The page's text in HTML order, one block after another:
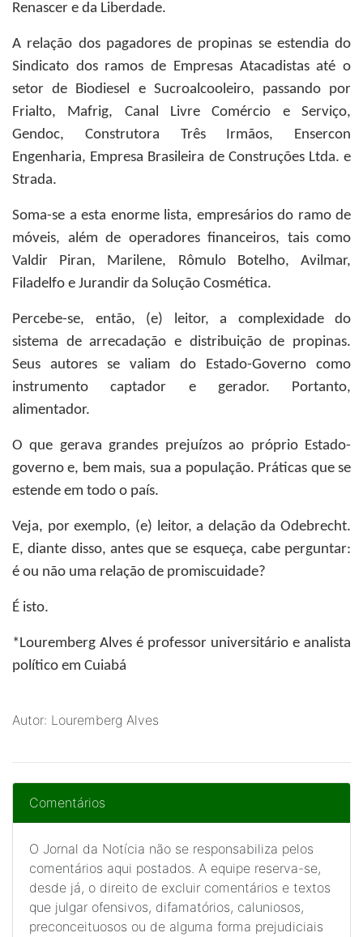
Renascer e da Liberdade.
A relação dos pagadores de propinas se estendia do
Sindicato dos ramos de Empresas Atacadistas até o
setor de Biodiesel e Sucroalcooleiro, passando por
Frialto, Mafrig, Canal Livre Comércio e Serviço,
Gendoc, Construtora Três Irmãos, Ensercon
Engenharia, Empresa Brasileira de Construções Ltda. e
Strada.
Soma-se a esta enorme lista, empresários do ramo de
móveis, além de operadores financeiros, tais como
Valdir Piran, Marilene, Rômulo Botelho, Avilmar,
Filadelfo e Jurandir da Solução Cosmética.
Percebe-se, então, (e) leitor, a complexidade do
sistema de arrecadação e distribuição de propinas.
Seus autores se valiam do Estado-Governo como
instrumento captador e gerador. Portanto,
alimentador.
O que gerava grandes prejuízos ao próprio Estado-
governo e, bem mais, sua a população. Práticas que se
estende em todo o país.
Veja, por exemplo, (e) leitor, a delação da Odebrecht.
E, diante disso, antes que se esqueça, cabe perguntar:
é ou não uma relação de promiscuidade?
É isto.
*Louremberg Alves é professor universitário e analista
político em Cuiabá
Autor: Louremberg Alves
Comentários
O Jornal da Notícia não se responsabiliza pelos
comentários aqui postados. A equipe reserva-se,
desde já, o direito de excluir comentários e textos
que julgar ofensivos, difamatórios, caluniosos,
preconceituosos ou de alguma forma prejudiciais